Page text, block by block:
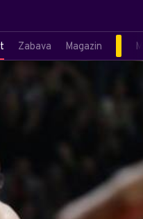
Zabava Magazin